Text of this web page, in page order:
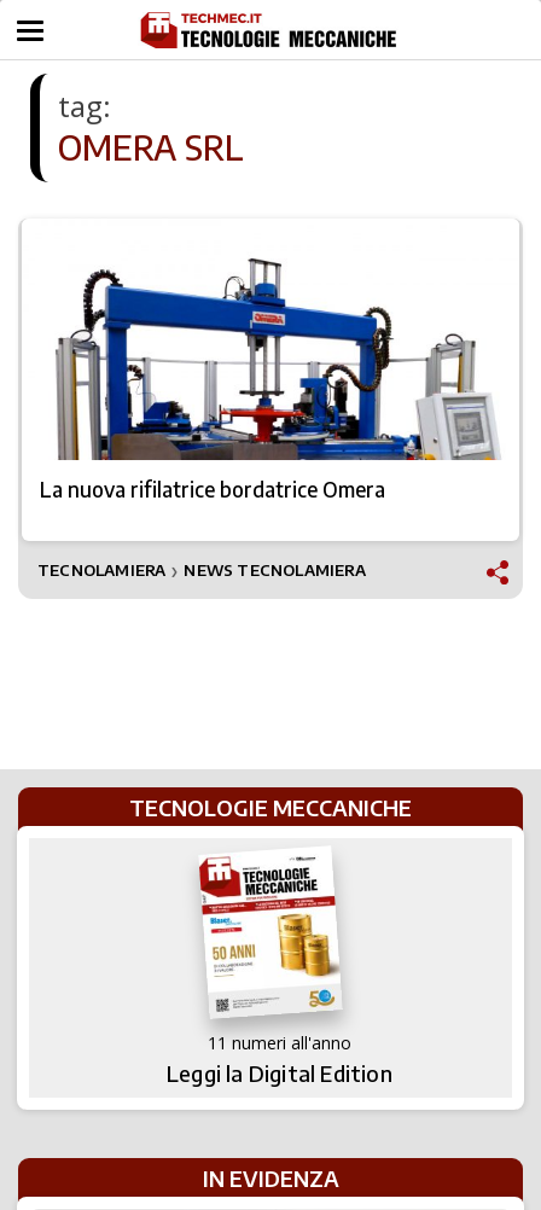
tag:
OMERA SRL
La nuova rifilatrice bordatrice Omera
TECNOLAMIERA ❯ NEWS TECNOLAMIERA
TECNOLOGIE MECCANICHE
11 numeri all'anno
Leggi la Digital Edition
IN EVIDENZA